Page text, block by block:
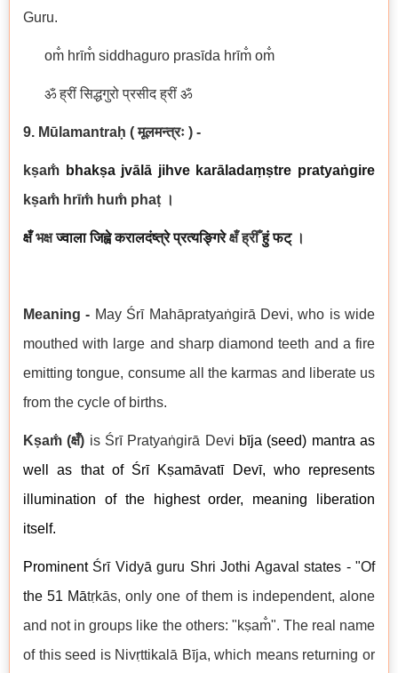
Guru.
om̐ hrīm̐ siddhaguro prasīda hrīm̐ om̐
ॐ ह्रीं सिद्धगुरो प्रसीद ह्रीं ॐ
9. Mūlamantraḥ ( मूलमन्त्रः ) -
kṣam̐ bhakṣa jvālā jihve karāladaṃṣtre pratyaṅgire
kṣam̐ hrīm̐ hum̐ phaṭ ।
क्षँभक्ष ज्वाला जिह्वे करालदंष्त्रेप्रत्यङ्गिरेक्षँ ह्रीँहुं फट्।
Meaning - May Śrī Mahāpratyaṅgirā Devi, who is wide
mouthed with large and sharp diamond teeth and a fire
emitting tongue, consume all the karmas and liberate us
from the cycle of births.
Kṣam̐ (क्षँ) is Śrī Pratyaṅgirā Devi bīja (seed) mantra as
well as that of Śrī Kṣamāvatī Devī, who represents
illumination of the highest order, meaning liberation
itself.
Prominent Śrī Vidyā guru Shri Jothi Agaval states - "Of
the 51 Mātṛkās, only one of them is independent, alone
and not in groups like the others: "kṣam̐". The real name
of this seed is Nivṛttikalā Bīja, which means returning or